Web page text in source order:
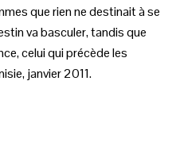
que rien ne destinait à se
va basculer, tandis que
celui qui précède les
janvier 2011.